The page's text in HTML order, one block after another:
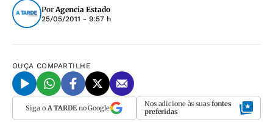
PorAgencia Estado
25/05/2011 - 9:57 h
OUÇA COMPARTILHE
Siga o A TARDEno Google Nos adicione às suas fontes
preferidas